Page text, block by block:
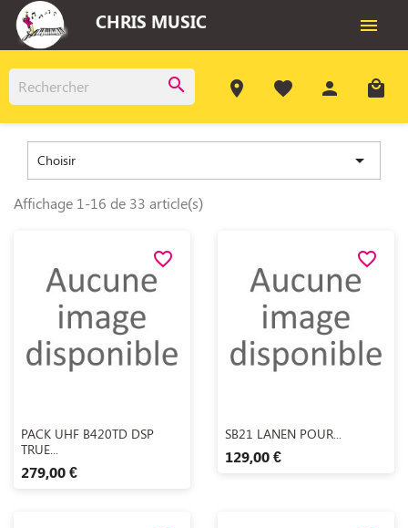
CHRIS MUSIC 
search room favorite person local_mall
Choisir 
Affichage 1-16 de 33 article(s)
Aperçu rapide
PACK UHF B420TD DSP
TRUE...
279,00 €
favorite_border
Aperçu rapide
SB21 LANEN POUR...
129,00 €
favorite_border